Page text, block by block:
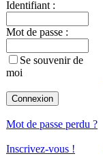
Identifiant :
Mot de passe :
Se souvenir de
moi
Mot de passe perdu ?
Inscrivez-vous !